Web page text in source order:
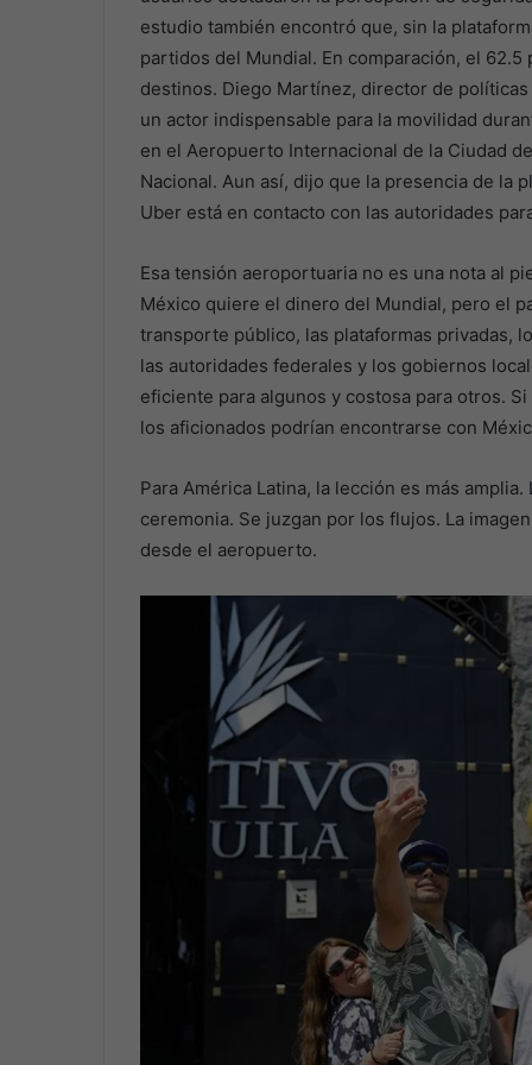
estudio también encontró que, sin la
partidos del Mundial. En comparación, el
destinos. Diego Martínez, director de
un actor indispensable para la movilidad
en el Aeropuerto Internacional de la Ciudad
Nacional. Aun así, dijo que la presencia de la
Uber está en contacto con las autoridades
Esa tensión aeroportuaria no es una nota al
México quiere el dinero del Mundial, pero el
transporte público, las plataformas privadas,
las autoridades federales y los gobiernos
eficiente para algunos y costosa para otros.
los aficionados podrían encontrarse con
Para América Latina, la lección es más
ceremonia. Se juzgan por los flujos. La
desde el aeropuerto.